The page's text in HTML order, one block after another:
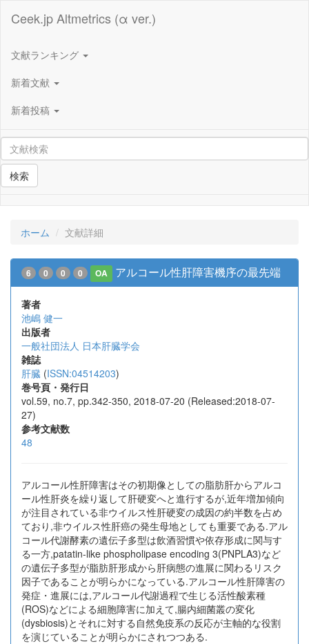
Ceek.jp Altmetrics (α ver.)
文献ランキング
新着文献
新着投稿
検索
ホーム 文献詳細
6 0 0 0 OA アルコール性肝障害機序の最先端
著者
池嶋 健一
出版者
一般社団法人 日本肝臓学会
雑誌
肝臓 (ISSN:04514203)
巻号頁・発行日
vol.59, no.7, pp.342-350, 2018-07-20 (Released:2018-07-
27)
参考文献数
48
アルコール性肝障害はその初期像としての脂肪肝からアルコ
ール性肝炎を繰り返して肝硬変へと進行するが,近年増加傾向
が注目されている非ウイルス性肝硬変の成因の約半数を占め
ており,非ウイルス性肝癌の発生母地としても重要である.アル
コール代謝酵素の遺伝子多型は飲酒習慣や依存形成に関与す
る一方,patatin-like phospholipase encoding 3(PNPLA3)など
の遺伝子多型が脂肪肝形成から肝病態の進展に関わるリスク
因子であることが明らかになっている.アルコール性肝障害の
発症・進展には,アルコール代謝過程で生じる活性酸素種
(ROS)などによる細胞障害に加えて,腸内細菌叢の変化
(dysbiosis)とそれに対する自然免疫系の反応が主軸的な役割
を演じていることが明らかにされつつある.